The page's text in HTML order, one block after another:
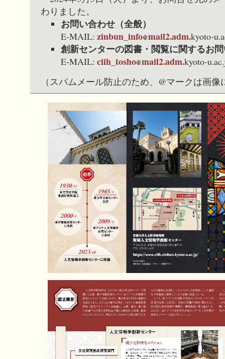
わりました。
お問い合わせ（全般）
E-MAIL: zinbun_info mail2.adm.kyoto-
創新センターの図書・閲覧に関するお
E-MAIL: ciih_tosho mail2.adm.kyoto-
（スパムメール防止のため、@マークは画